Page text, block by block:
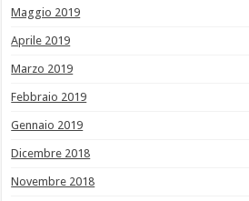
Maggio 2019
Aprile 2019
Marzo 2019
Febbraio 2019
Gennaio 2019
Dicembre 2018
Novembre 2018